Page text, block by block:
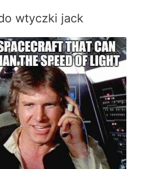
wtyczki jack